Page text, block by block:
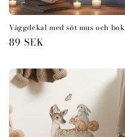
Väggdekal med söt mus och bok
Ordinarie
89 SEK